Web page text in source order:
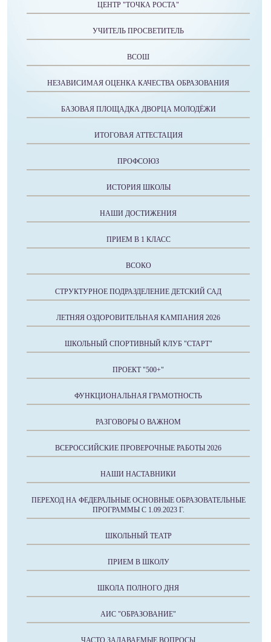
ЦЕНТР "ТОЧКА РОСТА"
УЧИТЕЛЬ ПРОСВЕТИТЕЛЬ
ВСОШ
НЕЗАВИСИМАЯ ОЦЕНКА КАЧЕСТВА ОБРАЗОВАНИЯ
БАЗОВАЯ ПЛОЩАДКА ДВОРЦА МОЛОДЁЖИ
ИТОГОВАЯ АТТЕСТАЦИЯ
ПРОФСОЮЗ
ИСТОРИЯ ШКОЛЫ
НАШИ ДОСТИЖЕНИЯ
ПРИЕМ В 1 КЛАСС
ВСОКО
СТРУКТУРНОЕ ПОДРАЗДЕЛЕНИЕ ДЕТСКИЙ САД
ЛЕТНЯЯ ОЗДОРОВИТЕЛЬНАЯ КАМПАНИЯ 2026
ШКОЛЬНЫЙ СПОРТИВНЫЙ КЛУБ "СТАРТ"
ПРОЕКТ "500+"
ФУНКЦИОНАЛЬНАЯ ГРАМОТНОСТЬ
РАЗГОВОРЫ О ВАЖНОМ
ВСЕРОССИЙСКИЕ ПРОВЕРОЧНЫЕ РАБОТЫ 2026
НАШИ НАСТАВНИКИ
ПЕРЕХОД НА ФЕДЕРАЛЬНЫЕ ОСНОВНЫЕ ОБРАЗОВАТЕЛЬНЫЕ
ПРОГРАММЫ С 1.09.2023 Г.
ШКОЛЬНЫЙ ТЕАТР
ПРИЕМ В ШКОЛУ
ШКОЛА ПОЛНОГО ДНЯ
АИС "ОБРАЗОВАНИЕ"
ЧАСТО ЗАДАВАЕМЫЕ ВОПРОСЫ